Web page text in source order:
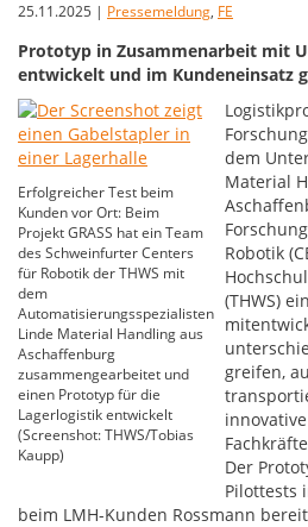
25.11.2025 | Pressemeldung, FE
Prototyp in Zusammenarbeit mit
entwickelt und im Kundeneinsatz
Erfolgreicher Test beim
Kunden vor Ort: Beim
Projekt GRASS hat ein Team
des Schweinfurter Centers
für Robotik der THWS mit
dem
Automatisierungsspezialisten
Linde Material Handling aus
Aschaffenburg
zusammengearbeitet und
einen Prototyp für die
Lagerlogistik entwickelt
(Screenshot: THWS/Tobias
Kaupp)
dem
Material
Robotik
(THWS)
greifen,
Der
Pilottests
beim LMH-Kunden Rossmann